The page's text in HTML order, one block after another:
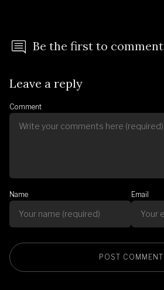
Be the first to comment
Leave a reply
Comment
Name Email